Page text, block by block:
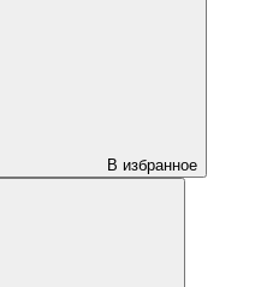
В избранное